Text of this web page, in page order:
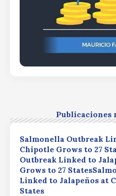
Publicaciones
Salmonella Outbreak
Chipotle Grows to 27
Outbreak Linked to
Grows to 27
Linked to Jalapeños at
States